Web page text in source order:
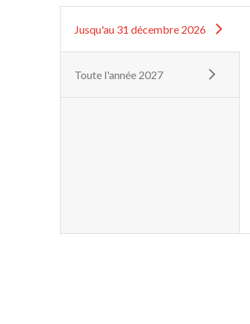
Jusqu'au 31 décembre 2026
Toute l'année 2027